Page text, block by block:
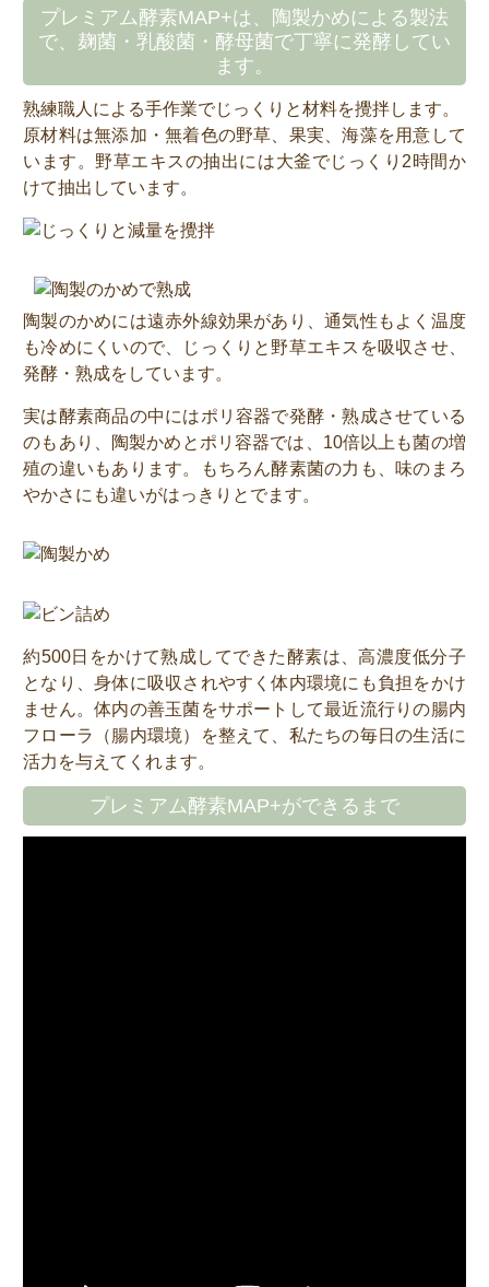
プレミアム酵素MAP+は、陶製かめによる製法
で、麹菌・乳酸菌・酵母菌で丁寧に発酵してい
ます。
熟練職人による手作業でじっくりと材料を攪拌します。
原材料は無添加・無着色の野草、果実、海藻を用意して
います。野草エキスの抽出には大釜でじっくり2時間か
けて抽出しています。
陶製のかめには遠赤外線効果があり、通気性もよく温度
も冷めにくいので、じっくりと野草エキスを吸収させ、
発酵・熟成をしています。
実は酵素商品の中にはポリ容器で発酵・熟成させている
のもあり、陶製かめとポリ容器では、10倍以上も菌の増
殖の違いもあります。もちろん酵素菌の力も、味のまろ
やかさにも違いがはっきりとでます。
約500日をかけて熟成してできた酵素は、高濃度低分子
となり、身体に吸収されやすく体内環境にも負担をかけ
ません。体内の善玉菌をサポートして最近流行りの腸内
フローラ（腸内環境）を整えて、私たちの毎日の生活に
活力を与えてくれます。
プレミアム酵素MAP+ができるまで